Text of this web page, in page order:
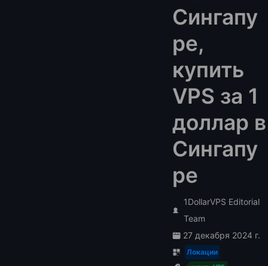
Сингапу
ре,
купить
VPS за 1
доллар в
Сингапу
ре
1DollarVPS Editorial
Team
27 декабря 2024 г.
Локации